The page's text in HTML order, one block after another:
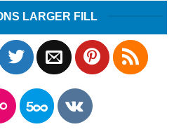
LARGER FILL